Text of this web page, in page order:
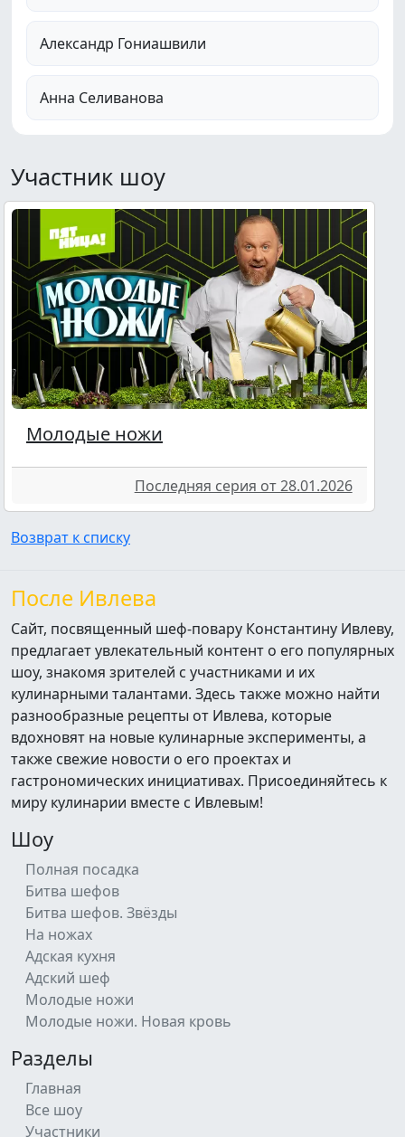
Александр Гониашвили
Анна Селиванова
Участник шоу
Молодые ножи
Последняя серия от 28.01.2026
Возврат к списку
После Ивлева
Сайт, посвященный шеф-повару Константину Ивлеву,
предлагает увлекательный контент о его популярных
шоу, знакомя зрителей с участниками и их
кулинарными талантами. Здесь также можно найти
разнообразные рецепты от Ивлева, которые
вдохновят на новые кулинарные эксперименты, а
также свежие новости о его проектах и
гастрономических инициативах. Присоединяйтесь к
миру кулинарии вместе с Ивлевым!
Шоу
Полная посадка
Битва шефов
Битва шефов. Звёзды
На ножах
Адская кухня
Адский шеф
Молодые ножи
Молодые ножи. Новая кровь
Разделы
Главная
Все шоу
Участники